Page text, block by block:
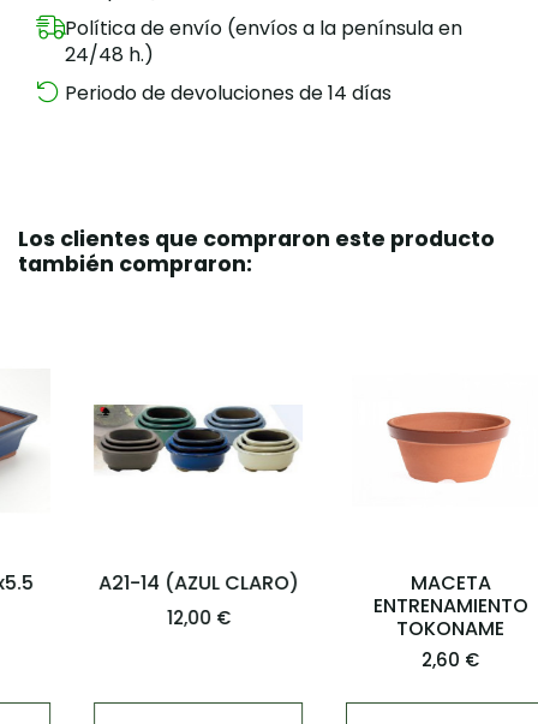
Política de envío (envíos a la península en
24/48 h.)
Periodo de devoluciones de 14 días
Los clientes que compraron este producto
también compraron:
A21-14 (AZUL CLARO)
12,00 €
MACETA
ENTRENAMIENTO
TOKONAME
2,60 €